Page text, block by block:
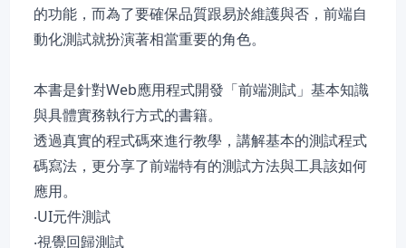
的功能，而為了要確保品質跟易於維護與否，前端自
動化測試就扮演著相當重要的角色。
本書是針對Web應用程式開發「前端測試」基本知識
與具體實務執行方式的書籍。
透過真實的程式碼來進行教學，講解基本的測試程式
碼寫法，更分享了前端特有的測試方法與工具該如何
應用。
‧UI元件測試
‧視覺回歸測試